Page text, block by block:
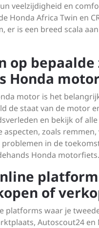
veelzijdigheid en
Honda Africa Twin en
er is een breed scala
op
Honda
motor is het
de staat van de motor
en bekijk of
zoals
in de
Honda motorfiets.
of
platforms waar je
Autoscout24